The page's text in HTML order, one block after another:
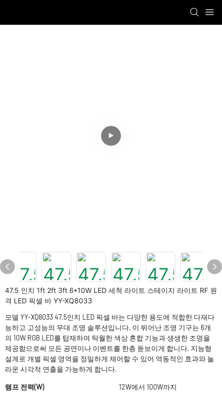
47.5 인치 1ft 2ft 3ft 6*10W LED 세척 라이트 스테이지 라이트 RF 원
격 LED 픽셀 바 YY-XQ8033
모델 YY-XQ8033 47.5인치 LED 픽셀 바는 다양한 용도에 적합한 다재다
능하고 고성능의 무대 조명 솔루션입니다. 이 뛰어난 조명 기구는 6개
의 10W RGB LED를 탑재하여 탁월한 색상 혼합 기능과 생생한 조명을
제공함으로써 모든 공연이나 이벤트를 한층 돋보이게 합니다. 지능형
설계로 개별 픽셀 영역을 정밀하게 제어할 수 있어 역동적인 효과와 놀
라운 시각적 연출을 가능하게 합니다.
램프 전력(W) 12W에서 100W까지